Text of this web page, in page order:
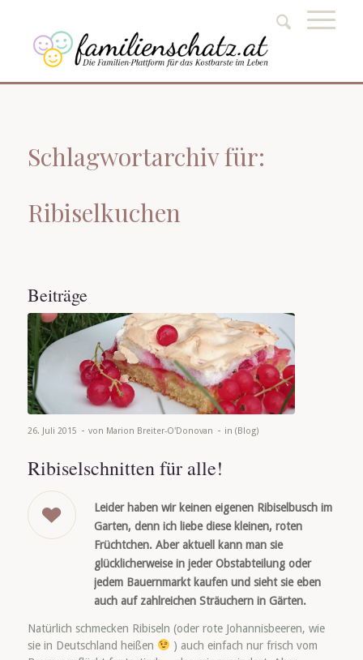
Schlagwortarchiv für:
Ribiselkuchen
Beiträge
26. Juli 2015 - von Marion Breiter-O'Donovan - in (Blog)
Ribiselschnitten für alle!
Leider haben wir keinen eigenen Ribiselbusch im
Garten, denn ich liebe diese kleinen, roten
Früchtchen. Aber aktuell kann man sie
glücklicherweise in jeder Obstabteilung oder
jedem Bauernmarkt kaufen und sieht sie eben
auch auf zahlreichen Sträuchern in Gärten.
Natürlich schmecken Ribiseln (oder rote Johannisbeeren, wie
sie in Deutschland heißen
) auch einfach nur frisch vom